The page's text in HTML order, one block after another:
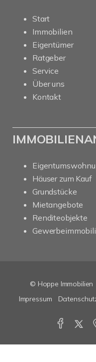
Start
Immobilien
Eigentümer
Ratgeber
Service
Über uns
Kontakt
Häuser zum Kauf
Grundstücke
Mietangebote
Renditeobjekte
© Hoppe Immobilien
Impressum